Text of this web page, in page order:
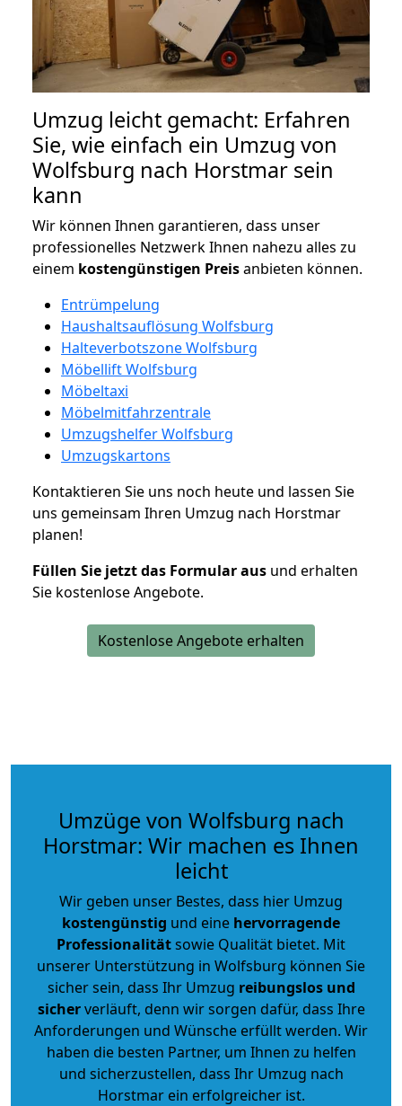
Umzug leicht gemacht: Erfahren
Sie, wie einfach ein Umzug von
Wolfsburg nach Horstmar sein
kann
Wir können Ihnen garantieren, dass unser
professionelles Netzwerk Ihnen nahezu alles zu
einem kostengünstigen Preisanbieten können.
Entrümpelung
Haushaltsauflösung Wolfsburg
Halteverbotszone Wolfsburg
Möbellift Wolfsburg
Möbeltaxi
Möbelmitfahrzentrale
Umzugshelfer Wolfsburg
Umzugskartons
Kontaktieren Sie uns noch heute und lassen Sie
uns gemeinsam Ihren Umzug nach Horstmar
planen!
Füllen Sie jetzt das Formular aus und erhalten
Sie kostenlose Angebote.
Kostenlose Angebote erhalten
Umzüge von Wolfsburg nach
Horstmar: Wir machen es Ihnen
leicht
Wir geben unser Bestes, dass hier Umzug
kostengünstig und eine hervorragende
Professionalitätsowie Qualität bietet. Mit
unserer Unterstützung in Wolfsburg können Sie
sicher sein, dass Ihr Umzug reibungslos und
sicherverläuft, denn wir sorgen dafür, dass Ihre
Anforderungen und Wünsche erfüllt werden. Wir
haben die besten Partner, um Ihnen zu helfen
und sicherzustellen, dass Ihr Umzug nach
Horstmar ein erfolgreicher ist.